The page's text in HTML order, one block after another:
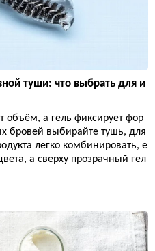
туши: что выбрать для и
объём, а гель фиксирует фор
бровей выбирайте тушь, для
легко комбинировать, е
а сверху прозрачный гел